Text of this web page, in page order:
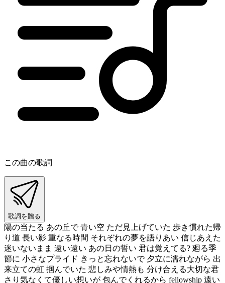
この曲の歌詞
歌詞を贈る
陽の当たる あの丘で 青い空 ただ見上げていた 歩き慣れた帰
り道 長い影 重なる時間 それぞれの夢を語りあい 信じあえた
迷いないまま 遠い遠い あの日の誓い 君は覚えてる? 廻る季
節に 小さなプライド きっと忘れないで 夕立に濡れながら 出
来立ての虹 掴んでいた 悲しみや情熱も 分け合える大切な君
さり気なくて優しい想いが 包んでくれるから fellowship 遠い